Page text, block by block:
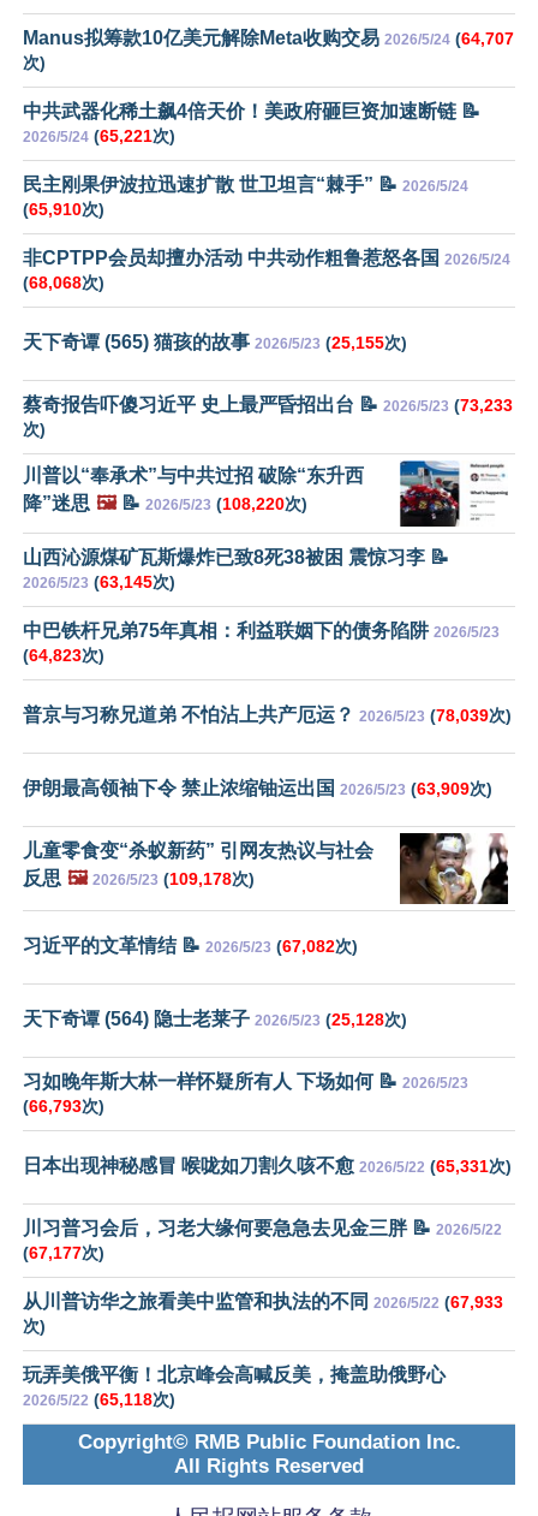
Manus拟筹款10亿美元解除Meta收购交易 2026/5/24 (64,707
次)
中共武器化稀土飙4倍天价！美政府砸巨资加速断链 📝
2026/5/24 (65,221次)
民主刚果伊波拉迅速扩散 世卫坦言“棘手” 📝 2026/5/24
(65,910次)
非CPTPP会员却擅办活动 中共动作粗鲁惹怒各国 2026/5/24
(68,068次)
天下奇谭 (565) 猫孩的故事 2026/5/23 (25,155次)
蔡奇报告吓傻习近平 史上最严昏招出台 📝 2026/5/23 (73,233
次)
川普以“奉承术”与中共过招 破除“东升西
降”迷思 🖼️📝 2026/5/23 (108,220次)
山西沁源煤矿瓦斯爆炸已致8死38被困 震惊习李 📝
2026/5/23 (63,145次)
中巴铁杆兄弟75年真相：利益联姻下的债务陷阱 2026/5/23
(64,823次)
普京与习称兄道弟 不怕沾上共产厄运？ 2026/5/23 (78,039次)
伊朗最高领袖下令 禁止浓缩铀运出国 2026/5/23 (63,909次)
儿童零食变“杀蚁新药” 引网友热议与社会
反思 🖼️ 2026/5/23 (109,178次)
习近平的文革情结 📝 2026/5/23 (67,082次)
天下奇谭 (564) 隐士老莱子 2026/5/23 (25,128次)
习如晚年斯大林一样怀疑所有人 下场如何 📝 2026/5/23
(66,793次)
日本出现神秘感冒 喉咙如刀割久咳不愈 2026/5/22 (65,331次)
川习普习会后，习老大缘何要急急去见金三胖 📝 2026/5/22
(67,177次)
从川普访华之旅看美中监管和执法的不同 2026/5/22 (67,933
次)
玩弄美俄平衡！北京峰会高喊反美，掩盖助俄野心
2026/5/22 (65,118次)
Copyright© RMB Public Foundation Inc.
All Rights Reserved